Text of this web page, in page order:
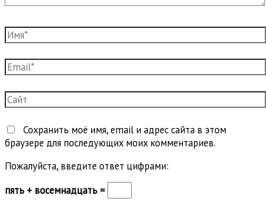
Имя*
Email*
Сайт
Сохранить моё имя, email и адрес сайта в этом
браузере для последующих моих комментариев.
Пожалуйста, введите ответ цифрами:
пять + восемнадцать =